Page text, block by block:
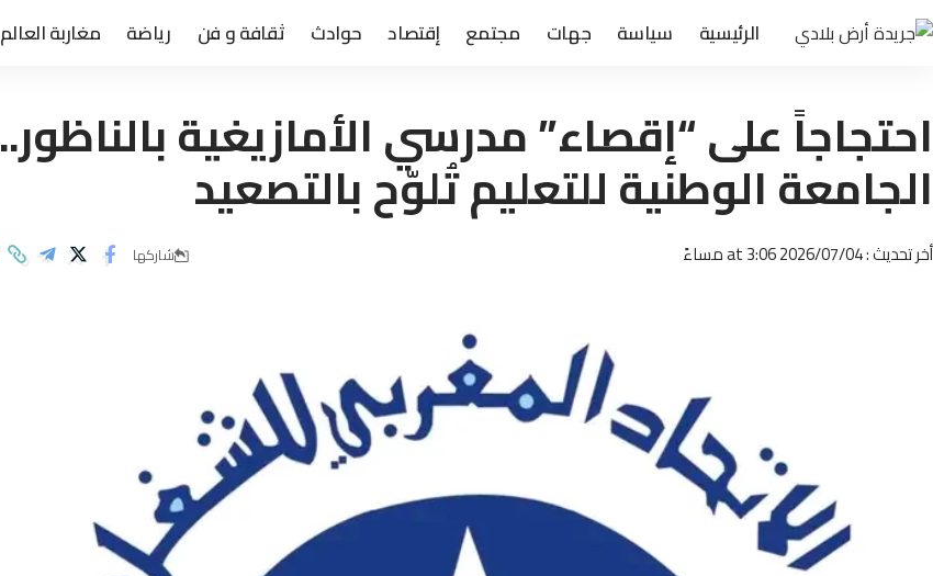
الرئيسية سياسة جهات مجتمع إقتصاد حوادث ثقافة و فن رياضة مغاربة العالم
احتجاجاً على “إقصاء” مدرسي الأمازيغية بالناظور..
الجامعة الوطنية للتعليم تُلوّح بالتصعيد
أخر تحديث : 2026/07/04 at 3:06 مساءً شاركها